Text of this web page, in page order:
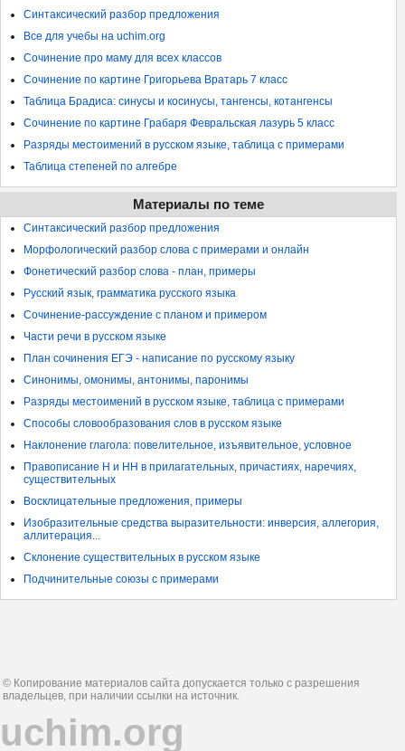
Синтаксический разбор предложения
Все для учебы на uchim.org
Сочинение про маму для всех классов
Сочинение по картине Григорьева Вратарь 7 класс
Таблица Брадиса: синусы и косинусы, тангенсы, котангенсы
Сочинение по картине Грабаря Февральская лазурь 5 класс
Разряды местоимений в русском языке, таблица с примерами
Таблица степеней по алгебре
Материалы по теме
Синтаксический разбор предложения
Морфологический разбор слова с примерами и онлайн
Фонетический разбор слова - план, примеры
Русский язык, грамматика русского языка
Сочинение-рассуждение с планом и примером
Части речи в русском языке
План сочинения ЕГЭ - написание по русскому языку
Синонимы, омонимы, антонимы, паронимы
Разряды местоимений в русском языке, таблица с примерами
Способы словообразования слов в русском языке
Наклонение глагола: повелительное, изъявительное, условное
Правописание Н и НН в прилагательных, причастиях, наречиях,
существительных
Восклицательные предложения, примеры
Изобразительные средства выразительности: инверсия, аллегория,
аллитерация...
Склонение существительных в русском языке
Подчинительные союзы с примерами
© Копирование материалов сайта допускается только с разрешения
владельцев, при наличии ссылки на источник.
uchim.org